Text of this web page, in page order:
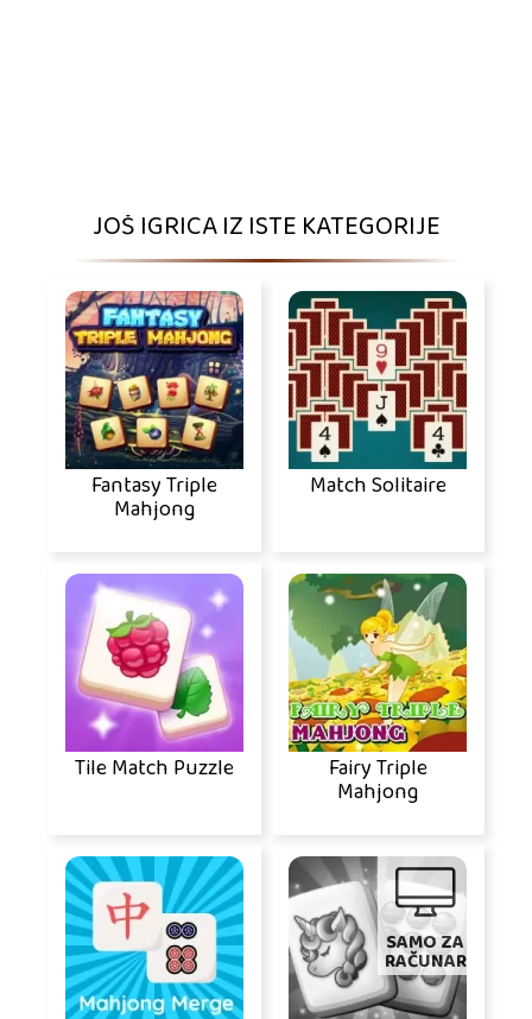
JOŠ IGRICA IZ ISTE KATEGORIJE
Fantasy Triple
Mahjong
Match Solitaire
Tile Match Puzzle Fairy Triple
Mahjong
SAMO ZA
RAČUNAR